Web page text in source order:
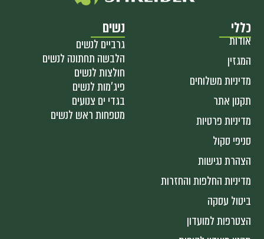
כללי
אודות
המגזין
מדיניות משלוחים
תקנון אתר
מדיניות פרטיות
סניפי סקול
הצהרת נגישות
מדיניות החלפות והחזרות
ביטול עסקה
הצטרפות למועדון
נשים
גרביים לנשים
הלבשה תחתונה לנשים
חולצות לנשים
פיג'מות לנשים
בגדי ים צנועים
מטפחות ראש לנשים